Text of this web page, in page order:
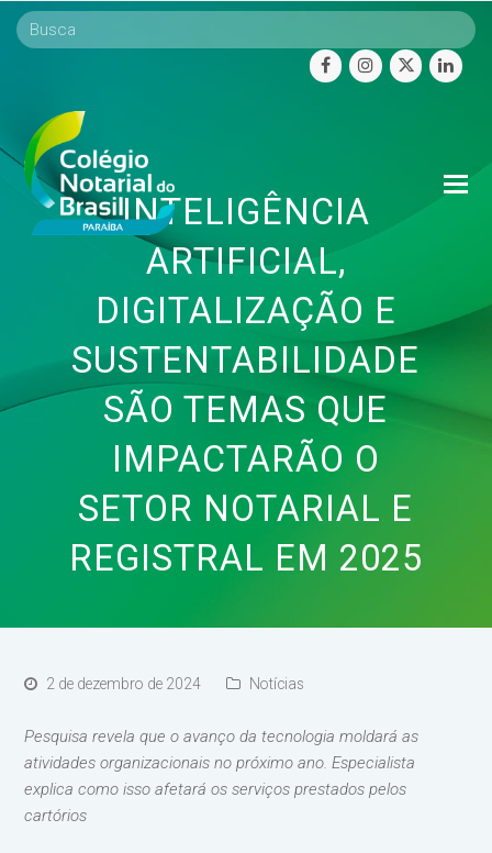
facebookinstagram
twitter
INTELIGÊNCIA
ARTIFICIAL,
DIGITALIZAÇÃO E
SUSTENTABILIDADE
SÃO TEMAS QUE
IMPACTARÃO O
SETOR NOTARIAL E
REGISTRAL EM 2025
2 de dezembro de 2024 Notícias
Pesquisa revela que o avanço da tecnologia moldará as
atividades organizacionais no próximo ano. Especialista
explica como isso afetará os serviços prestados pelos
cartórios